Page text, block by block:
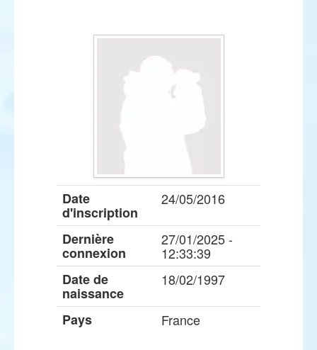
Date
d'inscription
24/05/2016
Dernière
connexion
27/01/2025 -
12:33:39
Date de
naissance
18/02/1997
Pays France